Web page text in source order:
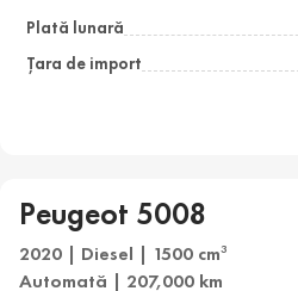
Plată lunară
Țara de import
Peugeot 5008
2020 | Diesel | 1500 cm3
Automată | 207,000 km